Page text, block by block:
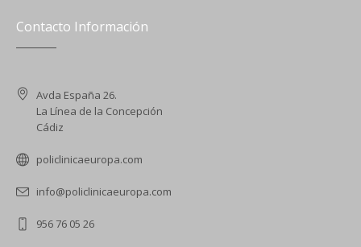
Contacto Información
Avda España 26.
La Línea de la Concepción
Cádiz
policlinicaeuropa.com
info@policlinicaeuropa.com
956 76 05 26